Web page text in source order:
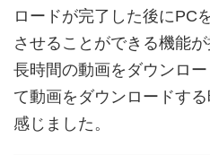
ロードが完了した後にPC
させることができる機能
長時間の動画をダウンロ
て動画をダウンロードす
感じました。